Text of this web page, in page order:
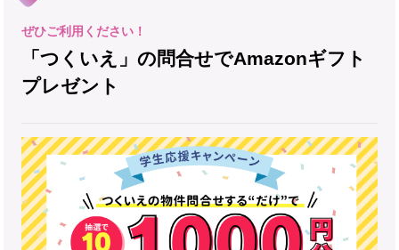
「つくいえ」の問合せでAmazonギフト
プレゼント